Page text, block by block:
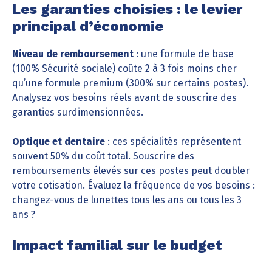
Les garanties choisies : le levier
principal d’économie
Niveau de remboursement : une formule de base
(100% Sécurité sociale) coûte 2 à 3 fois moins cher
qu’une formule premium (300% sur certains postes).
Analysez vos besoins réels avant de souscrire des
garanties surdimensionnées.
Optique et dentaire : ces spécialités représentent
souvent 50% du coût total. Souscrire des
remboursements élevés sur ces postes peut doubler
votre cotisation. Évaluez la fréquence de vos besoins :
changez-vous de lunettes tous les ans ou tous les 3
ans ?
Impact familial sur le budget